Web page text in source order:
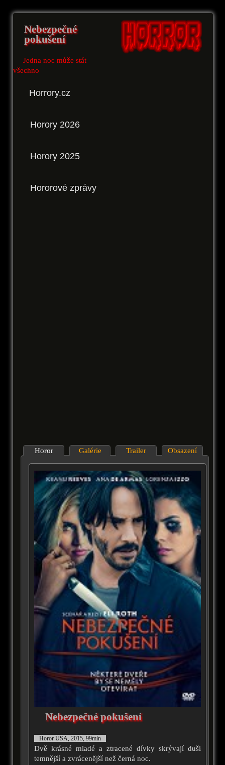
Nebezpečné
pokušení
Jedna noc může stát
všechno
Horrory.cz
Horory 2026
Horory 2025
Hororové zprávy
Horor Galérie Trailer Obsazení
Nebezpečné pokušení
Horor USA, 2015, 99min
Dvě krásné mladé a ztracené dívky skrývají duši
temnější a zvrácenější než černá noc.